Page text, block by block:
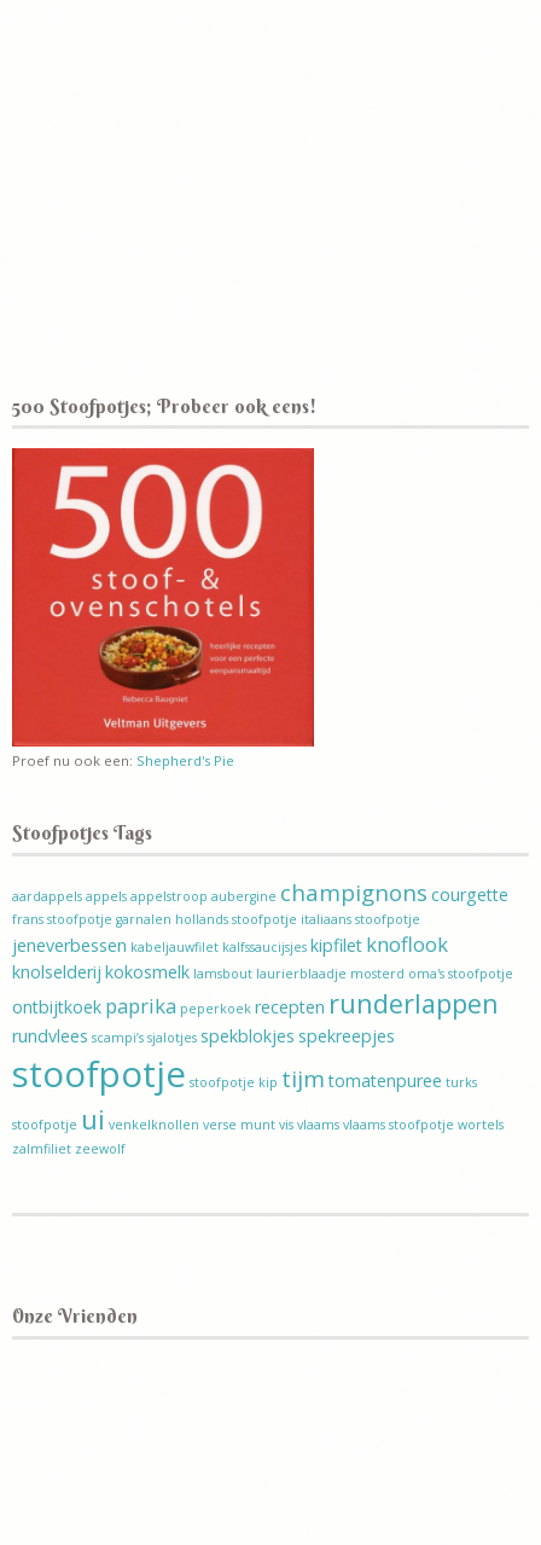
500 Stoofpotjes; Probeer ook eens!
Proef nu ook een: Shepherd's Pie
Stoofpotjes Tags
aardappels appels appelstroop aubergine champignons courgette
frans stoofpotje garnalen hollands stoofpotje italiaans stoofpotje
jeneverbessen kabeljauwfilet kalfssaucijsjes kipfilet knoflook
knolselderij kokosmelk lamsbout laurierblaadje mosterd oma's stoofpotje
ontbijtkoek paprika peperkoek recepten runderlappen
rundvlees scampi’s sjalotjes spekblokjes spekreepjes
stoofpotje stoofpotje kip tijm tomatenpuree turks
stoofpotje ui venkelknollen verse munt vis vlaams vlaams stoofpotje wortels
zalmfiliet zeewolf
Onze Vrienden